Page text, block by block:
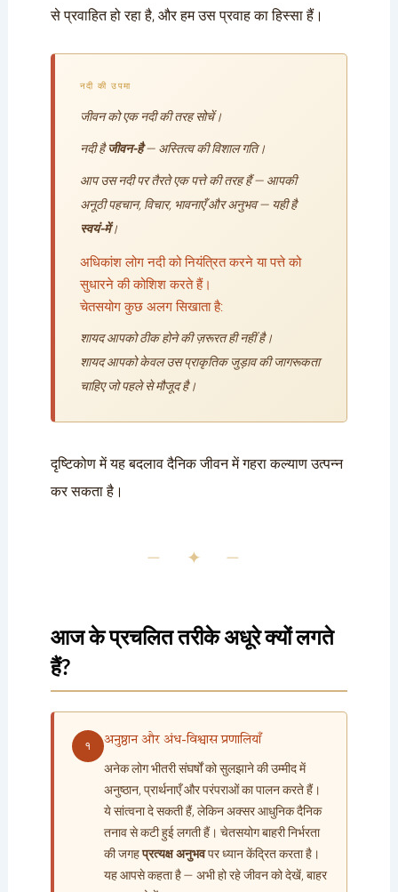
से प्रवाहित हो रहा है, और हम उस प्रवाह का हिस्सा हैं।
नदी की उपमा
जीवन को एक नदी की तरह सोचें।
नदी हैजीवन-है— अस्तित्व की विशाल गति।
आप उस नदी पर तैरते एक पत्ते की तरह हैं — आपकी
अनूठी पहचान, विचार, भावनाएँ और अनुभव — यही है
स्वयं-में।
अधिकांश लोग नदी को नियंत्रित करने या पत्ते को
सुधारने की कोशिश करते हैं।
चेतसयोग कुछ अलग सिखाता है:
शायद आपको ठीक होने की ज़रूरत ही नहीं है।
शायद आपको केवल उस प्राकृतिक जुड़ाव की जागरूकता
चाहिए जो पहले से मौजूद है।
दृष्टिकोण में यह बदलाव दैनिक जीवन में गहरा कल्याण उत्पन्न
कर सकता है।
— ✦ —
आज के प्रचलित तरीके अधूरे क्यों लगते
हैं?
१ अनुष्ठान और अंध-विश्वास प्रणालियाँ
अनेक लोग भीतरी संघर्षों को सुलझाने की उम्मीद में
अनुष्ठान, प्रार्थनाएँ और परंपराओं का पालन करते हैं।
ये सांत्वना दे सकती हैं, लेकिन अक्सर आधुनिक दैनिक
तनाव से कटी हुई लगती हैं। चेतसयोग बाहरी निर्भरता
की जगहप्रत्यक्ष अनुभवपर ध्यान केंद्रित करता है।
यह आपसे कहता है — अभी हो रहे जीवन को देखें, बाहर